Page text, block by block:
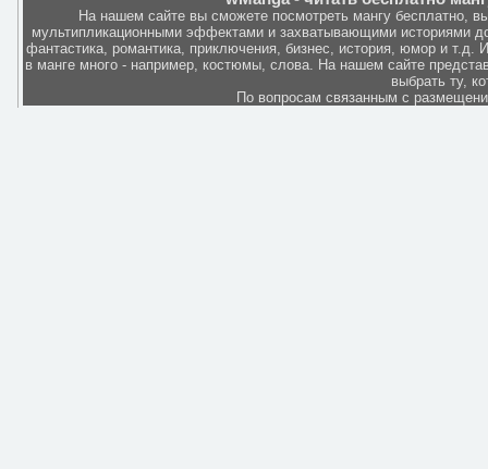
На нашем сайте вы сможете посмотреть мангу бесплатно,
мультипликационными эффектами и захватывающими историями
фантастика, романтика, приключения, бизнес, история, юмор и
в манге много - например, костюмы, слова. На нашем сайте
выбрать ту,
По вопросам связанным с